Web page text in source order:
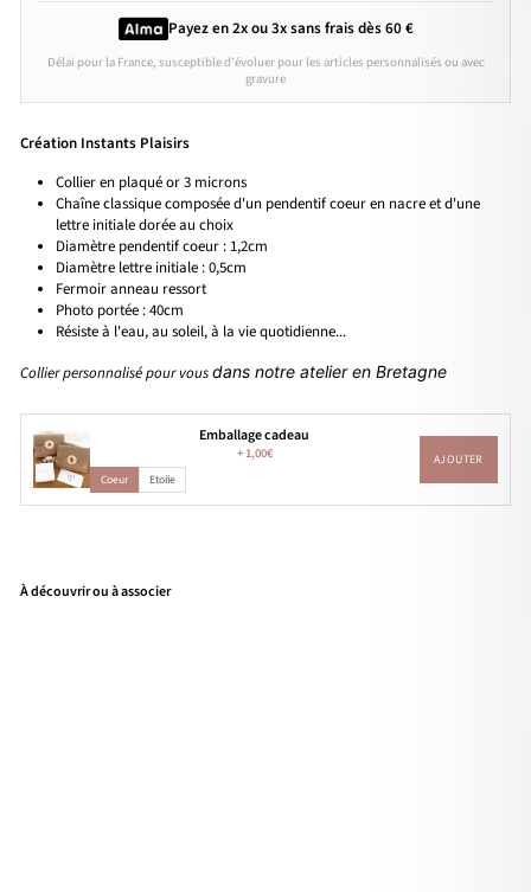
Payez en 2x ou 3xsans fraisdès 60 €
Délai pour la France, susceptible d'évoluer pour les articles personnalisés ou avec
gravure
Création Instants Plaisirs
Collier en plaqué or 3 microns
Chaîne classique composée d'un pendentif coeur en nacre et d'une
lettre initiale dorée au choix
Diamètre pendentif coeur : 1,2cm
Diamètre lettre initiale :0,5cm
Fermoir anneau ressort
Photo portée : 40cm
Résiste à l'eau, au soleil, à la vie quotidienne...
Collier personnalisé pour vousdans notre atelier en Bretagne
Emballage cadeau
+1,00€
Coeur Etoile
AJOUTER
À découvrir ou à associer